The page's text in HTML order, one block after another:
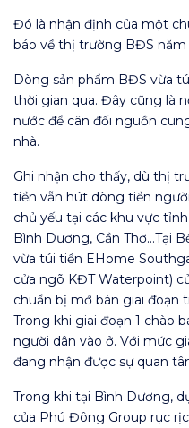
Đó là nhận định của một
báo về thị trường BĐS năm
Dòng sản phẩm BĐS vừa
thời gian qua. Đây cũng là
nước để cân đối nguồn
nhà.
Ghi nhận cho thấy, dù thị
tiền vẫn hút dòng tiền
chủ yếu tại các khu vực
Bình Dương, Cần Thơ…Tại
vừa túi tiền EHome
cửa ngõ KĐT Waterpoint)
chuẩn bị mở bán giai đoạn
Trong khi giai đoạn 1 chào
người dân vào ở. Với mức
đang nhận được sự quan
Trong khi tại Bình Dương,
của Phú Đông Group rục